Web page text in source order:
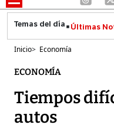
Últimas
Inicio> Economía
ECONOMÍA
Tiempos
autos